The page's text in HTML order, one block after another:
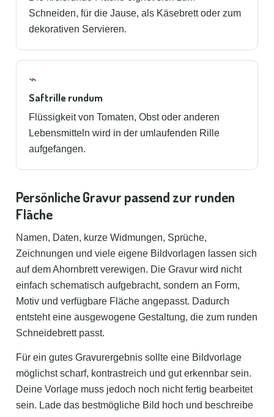
Schneiden, für die Jause, als Käsebrett oder zum
dekorativen Servieren.
⌁
Saftrille rundum
Flüssigkeit von Tomaten, Obst oder anderen
Lebensmitteln wird in der umlaufenden Rille
aufgefangen.
Persönliche Gravur passend zur runden
Fläche
Namen, Daten, kurze Widmungen, Sprüche,
Zeichnungen und viele eigene Bildvorlagen lassen sich
auf dem Ahornbrett verewigen. Die Gravur wird nicht
einfach schematisch aufgebracht, sondern an Form,
Motiv und verfügbare Fläche angepasst. Dadurch
entsteht eine ausgewogene Gestaltung, die zum runden
Schneidebrett passt.
Für ein gutes Gravurergebnis sollte eine Bildvorlage
möglichst scharf, kontrastreich und gut erkennbar sein.
Deine Vorlage muss jedoch noch nicht fertig bearbeitet
sein. Lade das bestmögliche Bild hoch und beschreibe